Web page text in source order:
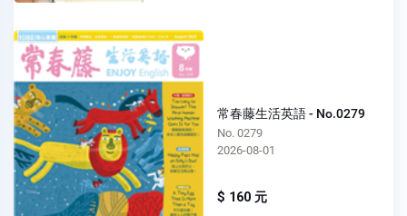
常春藤生活英語 - No.0279
No. 0279
2026-08-01
$ 160 元